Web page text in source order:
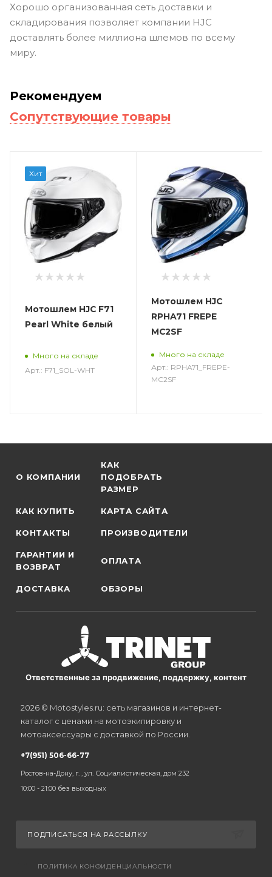
Хорошо организованная сеть доставки и
складирования позволяет компании HJC
доставлять более миллиона шлемов по всему
миру.
Рекомендуем
Сопутствующие товары
Хит
Мотошлем HJC F71
Pearl White белый
Много на складе
Арт.: F71_SOL-WHT
Мотошлем HJC
RPHA71 FREPE
MC2SF
Много на складе
Арт.: RPHA71_FREPE-
MC2SF
О КОМПАНИИ
КАК
ПОДОБРАТЬ
РАЗМЕР
КАК КУПИТЬ КАРТА САЙТА
КОНТАКТЫ ПРОИЗВОДИТЕЛИ
ГАРАНТИИ И
ВОЗВРАТ
ОПЛАТА
ДОСТАВКА ОБЗОРЫ
Ответственные за продвижение, поддержку, контент
2026 © Motostyles.ru: сеть магазинов и интернет-
каталог с ценами на мотоэкипировку и
мотоаксессуары с доставкой по России.
+7(951) 506-66-77
Ростов-на-Дону, г. , ул. Социалистическая, дом 232
10:00 - 21:00 без выходных
ПОДПИСАТЬСЯ НА РАССЫЛКУ
ПОЛИТИКА КОНФИДЕНЦИАЛЬНОСТИ